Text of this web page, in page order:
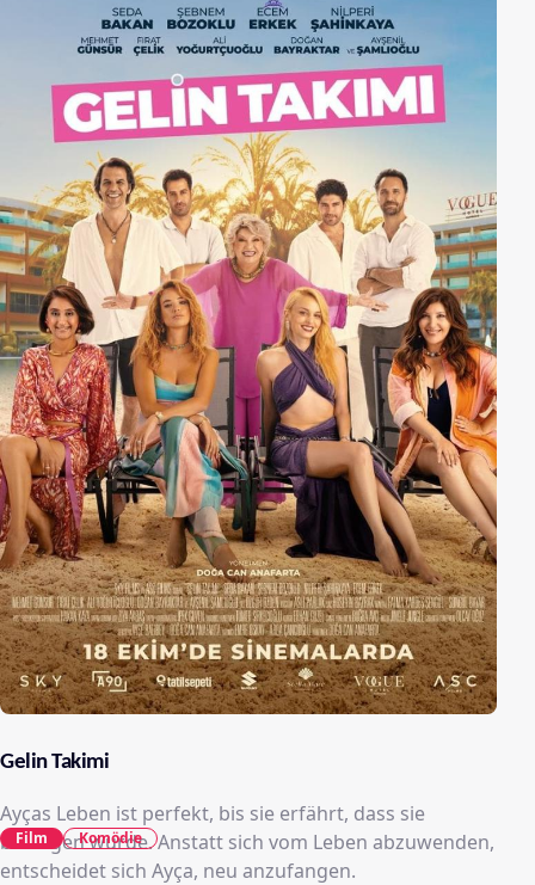
Gelin Takimi
Ayças Leben ist perfekt, bis sie erfährt, dass sie
betrogen wurde. Anstatt sich vom Leben abzuwenden,
entscheidet sich Ayça, neu anzufangen.
Film Komödie